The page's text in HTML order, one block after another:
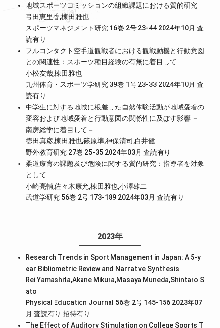
地域スポーツコミッションの組織課題における質的研究
弓田恵里香,棟田雅也
スポーツマネジメント研究 16巻 2号 23-44 2024年10月査
読有り
フルコンタクト空手道観戦者における観戦動機と行動意図
との関連性：スポーツ種目経験の有無に着目して
小松友哉,棟田雅也
九州体育・スポーツ学研究 39巻 1号 23-33 2024年10月査
読有り
中学生に対する地域に根差した自然体験活動が地域愛着の
変容および地域愛着と行動意図の関係性に及ぼす影響 －
南房総学に着目して－
徳田真彦,棟田雅也,篠原準,神保清司,白井健
野外教育研究 27巻 25-35 2024年03月査読有り
柔道療育の課題及び危険に関する質的研究：指導者を対象
として
小崎亮輔,佐々木康允,棟田雅也,小澤雄二
武道学研究 56巻 2号 173-189 2024年03月査読有り
2023年
Research Trends in Sport Management in Japan: A 5-y
ear Bibliometric Review and Narrative Synthesis
Rei Yamashita,Akane Mikura,Masaya Muneda,Shintaro S
ato
Physical Education Journal 56巻 2号 145-156 2023年07
月査読有り 招待有り
The Effect of Auditory Stimulation on College Sports T